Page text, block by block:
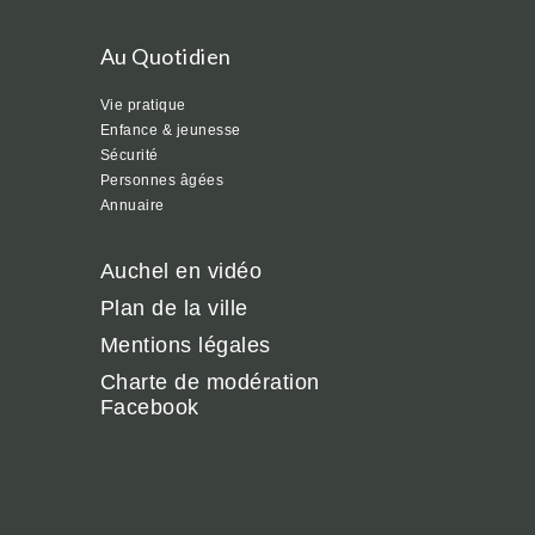
Au Quotidien
Vie pratique
Enfance & jeunesse
Sécurité
Personnes âgées
Annuaire
Auchel en vidéo
Plan de la ville
Mentions légales
Charte de modération
Facebook